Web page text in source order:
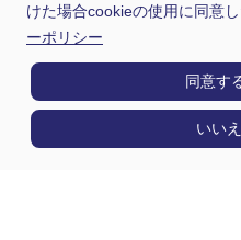
けた場合cookieの使用に同意し
ーポリシー
いい
同意す